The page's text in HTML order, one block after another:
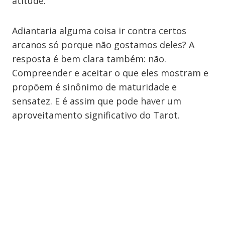
Adiantaria alguma coisa ir contra certos
arcanos só porque não gostamos deles? A
resposta é bem clara também: não.
Compreender e aceitar o que eles mostram e
propõem é sinônimo de maturidade e
sensatez. E é assim que pode haver um
aproveitamento significativo do Tarot.